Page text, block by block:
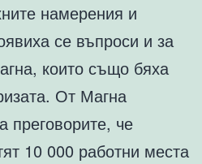
намерения и
се въпроси и за
които също бяха
От Магна
преговорите, че
10 000 работни места